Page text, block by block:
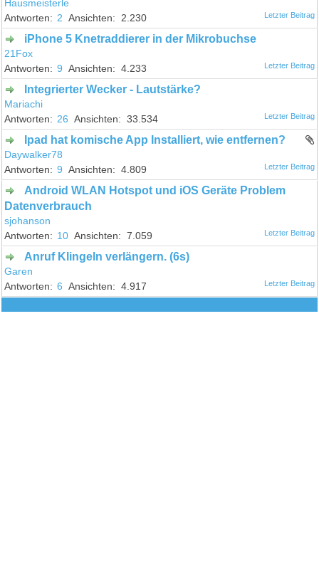
Hausmeisterle
2
2.230
iPhone 5 Knetraddierer in der Mikrobuchse
21Fox
9
4.233
Integrierter Wecker - Lautstärke?
Mariachi
26
33.534
Ipad hat komische App Installiert, wie entfernen?
Daywalker78
9
4.809
Android WLAN Hotspot und iOS Geräte Problem
Datenverbrauch
sjohanson
10
7.059
Anruf Klingeln verlängern. (6s)
Garen
6
4.917